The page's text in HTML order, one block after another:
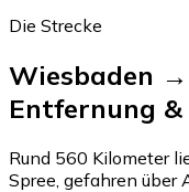
Die Strecke
Wiesbaden
Entfernung
Rund 560 Kilometer
Spree, gefahren über